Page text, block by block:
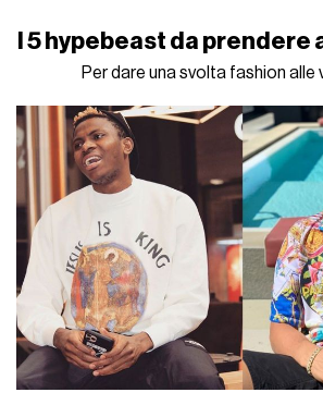
I 5 hypebeast da
Per dare una svolta fashion alle